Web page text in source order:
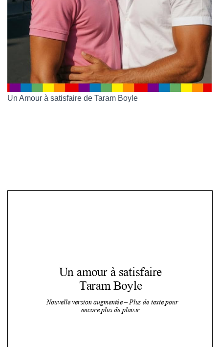
Un Amour à satisfaire de Taram Boyle